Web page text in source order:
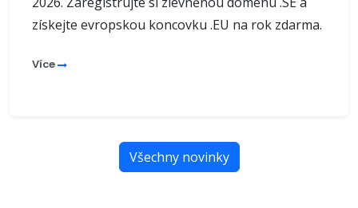
získejte evropskou koncovku .EU na rok zdarma.
Více
Všechny novinky